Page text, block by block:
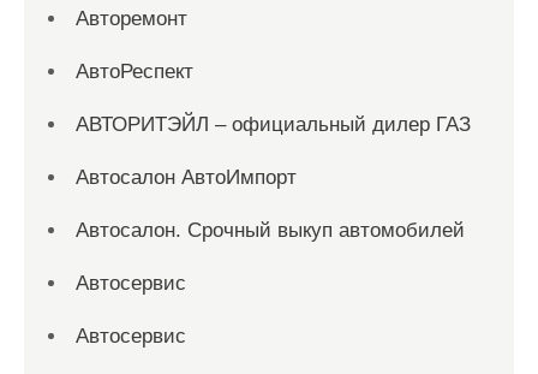
Авторемонт
АвтоРеспект
АВТОРИТЭЙЛ – официальный дилер ГАЗ
Автосалон АвтоИмпорт
Автосалон. Срочный выкуп автомобилей
Автосервис
Автосервис